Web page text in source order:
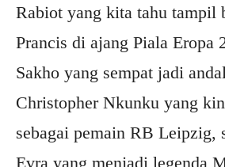
Rabiot yang kita tahu tampil
Prancis di ajang Piala Eropa
Sakho yang sempat jadi
Christopher Nkunku yang
sebagai pemain RB Leipzig,
Evra yang menjadi legenda